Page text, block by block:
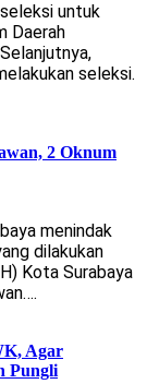
untuk
Daerah
seleksi.
2 Oknum
menindak
dilakukan
Kota Surabaya
Agar
Pungli